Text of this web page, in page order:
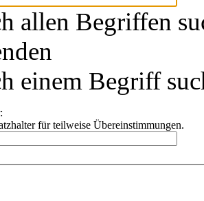
allen Begriffen
einem Begriff
für teilweise Übereinstimmungen.